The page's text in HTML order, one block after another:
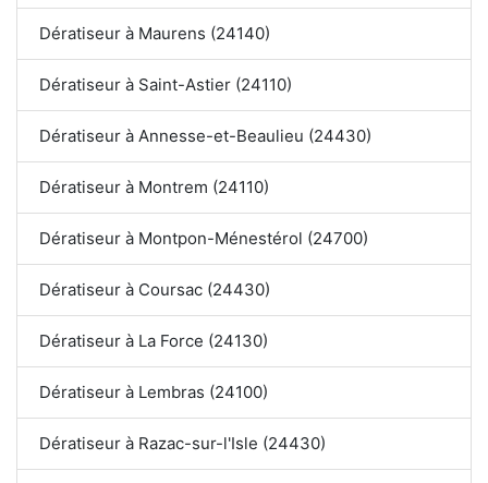
Dératiseur à Maurens (24140)
Dératiseur à Saint-Astier (24110)
Dératiseur à Annesse-et-Beaulieu (24430)
Dératiseur à Montrem (24110)
Dératiseur à Montpon-Ménestérol (24700)
Dératiseur à Coursac (24430)
Dératiseur à La Force (24130)
Dératiseur à Lembras (24100)
Dératiseur à Razac-sur-l'Isle (24430)